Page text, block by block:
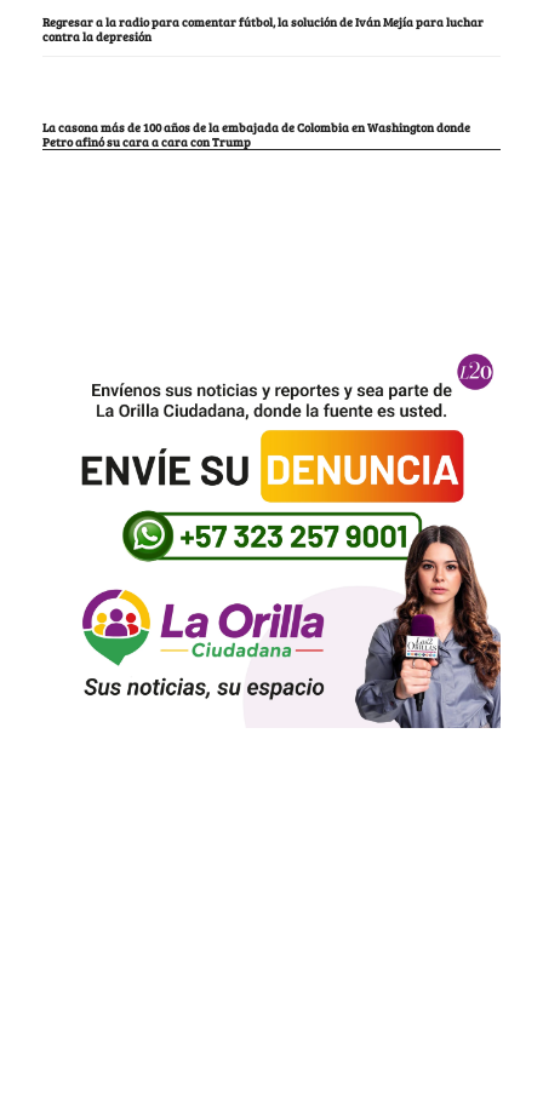
Regresar a la radio para comentar fútbol, la solución de Iván Mejía para luchar
contra la depresión
La casona más de 100 años de la embajada de Colombia en Washington donde
Petro afinó su cara a cara con Trump